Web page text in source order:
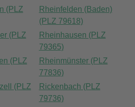
(PLZ
Rheinfelden (Baden)
(PLZ 79618)
(PLZ
Rheinhausen (PLZ
79365)
(PLZ
Rheinmünster (PLZ
77836)
(PLZ
Rickenbach (PLZ
79736)